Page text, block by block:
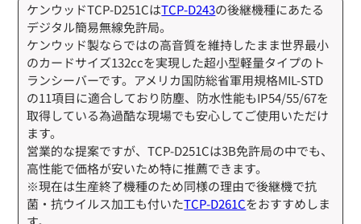
定価:オープン価格
※イヤホンプラグサイズ2.5φ
※ケーブル長約65cm
※イヤホン付属
EK-535
​イヤマイク(耳で話すマイク/イヤホン)
ケンウッドTCP-D251CはTCP-D243の後継機種にあたる
デジタル簡易無線免許局。
ケンウッド製ならではの高音質を維持したまま世界最小
のカードサイズ132ccを実現した超小型軽量タイプのト
ランシーバーです。アメリカ国防総省軍用規格MIL-STD
の11項目に適合しており防塵、防水性能もIP54/55/67を
取得している為過酷な現場でも安心してご使用いただけ
ます。
営業的な提案ですが、TCP-D251Cは3B免許局の中でも、
高性能で価格が安いため特に推薦できます。
※現在は生産終了機種のため同様の理由で後継機で抗
菌・抗ウイルス加工も付いたTCP-D261Cをおすすめしま